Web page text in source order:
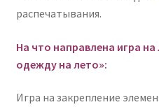
лето»
распечатывания.
На что направлена игра
одежду на лето»:
Игра на закрепление